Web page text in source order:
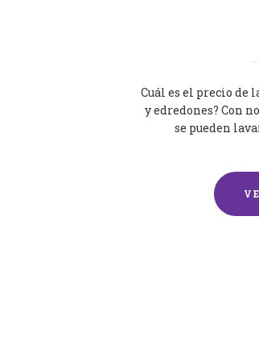
Cuál es el precio de
y edredones? Con
se pueden